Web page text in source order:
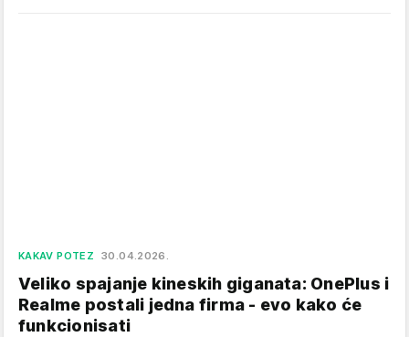
KAKAV POTEZ 30.04.2026.
Veliko spajanje kineskih giganata: OnePlus i
Realme postali jedna firma - evo kako će
funkcionisati